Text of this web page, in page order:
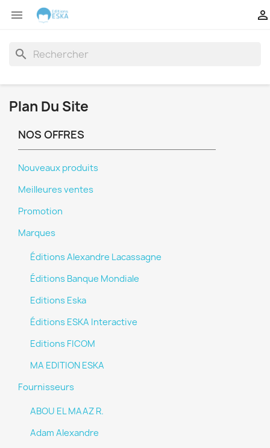
 
search
Plan Du Site
NOS OFFRES
Nouveaux produits
Meilleures ventes
Promotion
Marques
Éditions Alexandre Lacassagne
Éditions Banque Mondiale
Editions Eska
Éditions ESKA Interactive
Editions FICOM
MA EDITION ESKA
Fournisseurs
ABOU EL MAAZ R.
Adam Alexandre